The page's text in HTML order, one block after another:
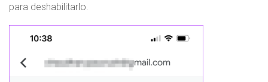
para deshabilitarlo.